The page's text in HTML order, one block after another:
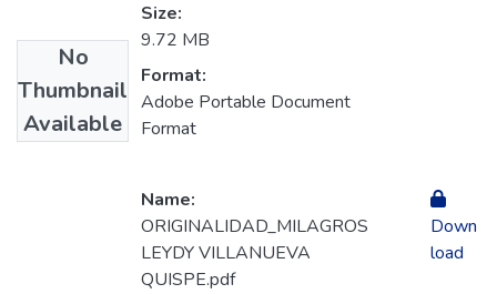
No
Thumbnail
Available
Size:
9.72 MB
Format:
Adobe Portable Document
Format
Name:
ORIGINALIDAD_MILAGROS
LEYDY VILLANUEVA
QUISPE.pdf
Down
load